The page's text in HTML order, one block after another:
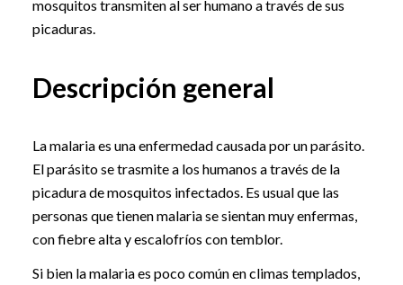
mosquitos transmiten al ser humano a través de sus
picaduras.
Descripción general
La malaria es una enfermedad causada por un parásito.
El parásito se trasmite a los humanos a través de la
picadura de mosquitos infectados. Es usual que las
personas que tienen malaria se sientan muy enfermas,
con fiebre alta y escalofríos con temblor.
Si bien la malaria es poco común en climas templados,